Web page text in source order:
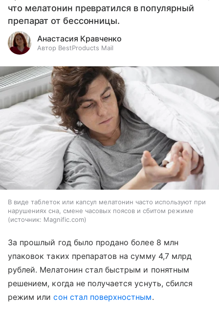
что мелатонин превратился в популярный
препарат от бессонницы.
Анастасия Кравченко
Автор BestProducts Mail
В виде таблеток или капсул мелатонин часто используют при
нарушениях сна, смене часовых поясов и сбитом режиме
источник: Magnific.com
За прошлый год было продано более 8 млн
упаковок таких препаратов на сумму 4,7 млрд
рублей. Мелатонин стал быстрым и понятным
решением, когда не получается уснуть, сбился
режим илисон стал поверхностным.